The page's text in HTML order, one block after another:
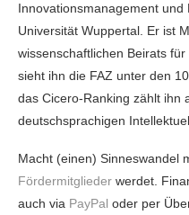
Innovationsmanagement
Universität Wuppertal. Er ist
wissenschaftlichen Beirats
sieht ihn die FAZ unter den
das Cicero-Ranking zählt ihn
deutschsprachigen
Macht (einen) Sinneswandel
Fördermitglieder werdet.
auch via PayPal oder per